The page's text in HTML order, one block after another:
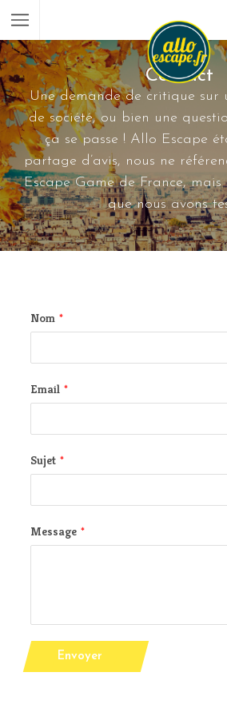
Contact
Une demande de critique sur
de société, ou bien une
ça se passe ! Allo Escape
partage d’avis, nous ne
Escape Game de France, mais
que nous avons
Nom *
Email *
Sujet *
Message *
Envoyer